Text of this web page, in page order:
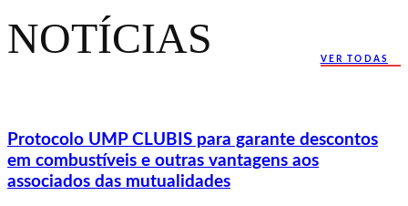
NOTÍCIAS
VER TODAS
Protocolo UMP CLUBIS para garante descontos
em combustíveis e outras vantagens aos
associados das mutualidades